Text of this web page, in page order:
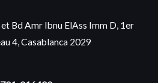
et Bd Amr Ibnu ElAss Imm D, 1er
4, Casablanca 2029